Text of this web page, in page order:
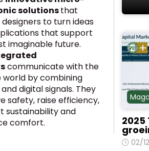
solutionsthat
to turn ideas
that support
imaginable future.
communicate with the
world by combining
digital signals. They
safety, raise efficiency,
sustainability and
comfort.
2025
02/